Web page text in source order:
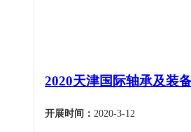
2020天津国际轴承及装
开展时间： 2020-3-12